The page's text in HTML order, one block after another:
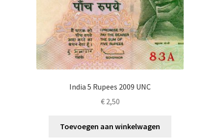
India 5 Rupees 2009 UNC
€2,50
Toevoegen aan winkelwagen